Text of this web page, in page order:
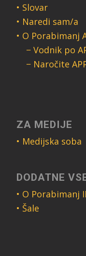
• Slovar
• Naredi sam/a
• O Porabimanj
− Vodnik po
− Naročite
ZA MEDIJE
• Medijska soba
DODATNE
• O Porabimanj
• Šale